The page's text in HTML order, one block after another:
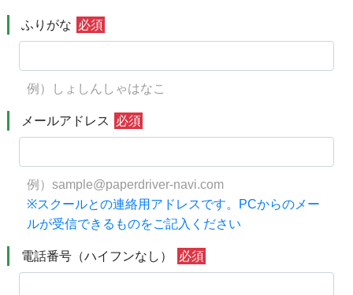
ふりがな 必須
例）しょしんしゃはなこ
メールアドレス 必須
例）sample@paperdriver-navi.com
※スクールとの連絡用アドレスです。PCからのメー
ルが受信できるものをご記入ください
電話番号（ハイフンなし） 必須